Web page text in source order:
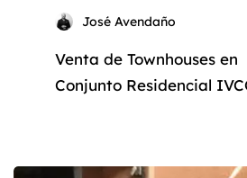
José Avendaño
Venta de Townhouses en
Conjunto Residencial
Margarita: Venta de